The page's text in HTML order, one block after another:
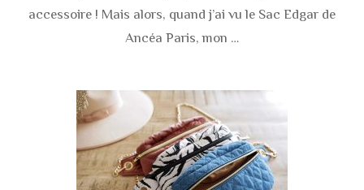
accessoire ! Mais alors, quand j’ai vu le Sac Edgar de
Ancéa Paris, mon …